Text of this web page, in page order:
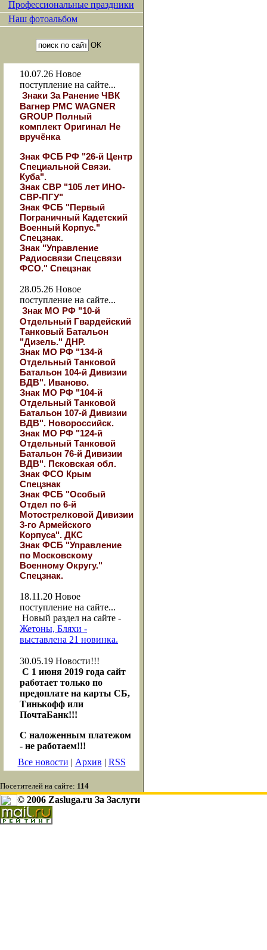
Профессиональные праздники
Наш фотоальбом
10.07.26 Новое
поступление на сайте...
Знаки За Ранение ЧВК
Вагнер РМС WAGNER
GROUP Полный
комплект Оригинал Не
вручёнка
Знак ФСБ РФ "26-й Центр
Специальной Связи.
Куба".
Знак СВР "105 лет ИНО-
СВР-ПГУ"
Знак ФСБ "Первый
Пограничный Кадетский
Военный Корпус."
Спецзнак.
Знак "Управление
Радиосвязи Спецсвязи
ФСО." Спецзнак
28.05.26 Новое
поступление на сайте...
Знак МО РФ "10-й
Отдельный Гвардейский
Танковый Батальон
"Дизель." ДНР.
Знак МО РФ "134-й
Отдельный Танковой
Батальон 104-й Дивизии
ВДВ". Иваново.
Знак МО РФ "104-й
Отдельный Танковой
Батальон 107-й Дивизии
ВДВ". Новороссийск.
Знак МО РФ "124-й
Отдельный Танковой
Батальон 76-й Дивизии
ВДВ". Псковская обл.
Знак ФСО Крым
Спецзнак
Знак ФСБ "Особый
Отдел по 6-й
Мотострелковой Дивизии
3-го Армейского
Корпуса". ДКС
Знак ФСБ "Управление
по Московскому
Военному Округу."
Спецзнак.
18.11.20 Новое
поступление на сайте...
Новый раздел на сайте -
Жетоны, Бляхи -
выставлена 21 новинка.
30.05.19 Новости!!!
С 1 июня 2019 года сайт
работает только по
предоплате на карты СБ,
Тинькофф или
ПочтаБанк!!!
С наложенным платежом
- не работаем!!!
Все новости | Архив | RSS
Посетителей на сайте: 114
© 2006 Zasluga.ru За Заслуги